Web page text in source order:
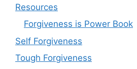
Resources
Forgiveness is Power Book
Self Forgiveness
Tough Forgiveness